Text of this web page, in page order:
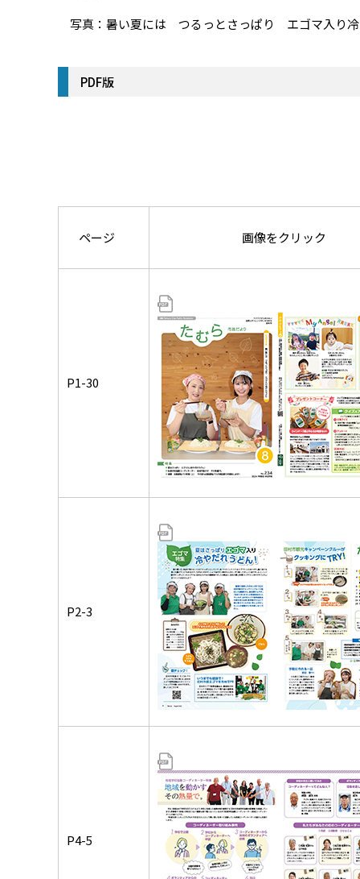
写真：暑い夏には つるっとさっぱり エゴマ入り
PDF版
ページ 画像をクリック
P1-30
P2-3
P4-5